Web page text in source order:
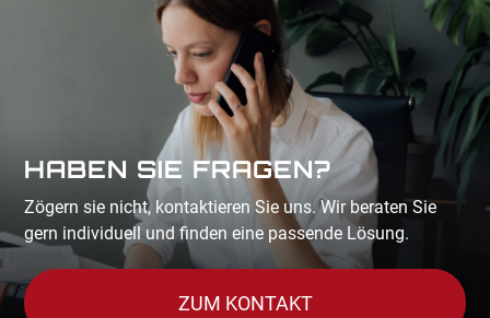
HABEN SIE FRAGEN?
Zögern sie nicht, kontaktieren Sie uns. Wir beraten Sie
gern individuell und finden eine passende Lösung.
ZUM KONTAKT